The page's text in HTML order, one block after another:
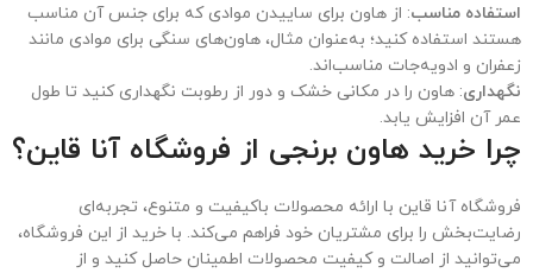
استفاده مناسب: از هاون برای ساییدن موادی که برای جنس آن مناسب
هستند استفاده کنید؛ به‌عنوان مثال، هاون‌های سنگی برای موادی مانند
زعفران و ادویه‌جات مناسب‌اند.
نگهداری: هاون را در مکانی خشک و دور از رطوبت نگهداری کنید تا طول
عمر آن افزایش یابد.
چرا خرید هاون برنجی از فروشگاه آنا قاین؟
فروشگاه آنا قاین با ارائه محصولات باکیفیت و متنوع، تجربه‌ای
رضایت‌بخش را برای مشتریان خود فراهم می‌کند. با خرید از این فروشگاه،
می‌توانید از اصالت و کیفیت محصولات اطمینان حاصل کنید و از